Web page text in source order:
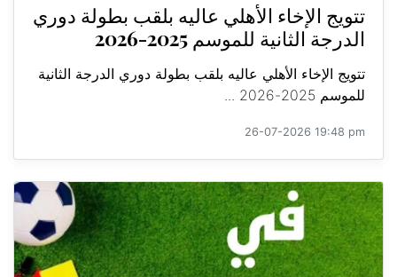
تتويج الإخاء الأهلي عاليه بلقب بطولة دوري
الدرجة الثانية للموسم 2025-2026
تتويج الإخاء الأهلي عاليه بلقب بطولة دوري الدرجة الثانية
للموسم 2025-2026 ...
26-07-2026 19:48 pm